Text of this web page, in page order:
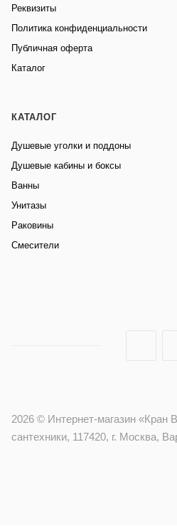
Реквизиты
Политика конфиденциальности
Публичная оферта
Каталог
КАТАЛОГ
Душевые уголки и поддоны
Душевые кабины и боксы
Ванны
Унитазы
Раковины
Смесители
2026 © Интернет-магазин «Кран
сантехники, 117420, г. Москва,